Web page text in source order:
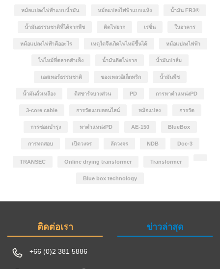
หม้อแปลงไฟฟ้าแบบน้ำมัน หม้อแปลงไฟฟ้าแบบแห้ง น้ำมัน FR3®
น้ำมันธรรมชาติที่ได้จากพืช ติดไฟยาก เรซิ่น ในอาคาร
หม้อแปลงไฟฟ้าคืออะไร เหตุใดจึงเกิดไฟไหม้ขึ้นได้ หม้อแปลงไฟฟ้า
ไฟไหม้ที่ตลาดสำเพ็ง น้ำมันติดไฟยาก น้ำมันปาล์ม
เอสเทอร์ธรรมชาติ ของเหลวอิเล็กทริก น้ำมันพืช
น้ำมันถั่วเหลือง ดิสชาร์จบางส่วน PD การหาตำแหน่งPD
3-core cable การวัดแบบออนไลน์ หม้อแปลง การวัด
การซ่อมบำรุง หาตำแหน่งPD AE-150 BlueBox
การทดสอบ เปิดวงจร ลัดวงจร NDB Doc-3
TRANSEC Online drying transformer Transformer
Blue box technology
ติดต่อเรา
+66 (0)2 381 5886
ข่าวล่าสุด